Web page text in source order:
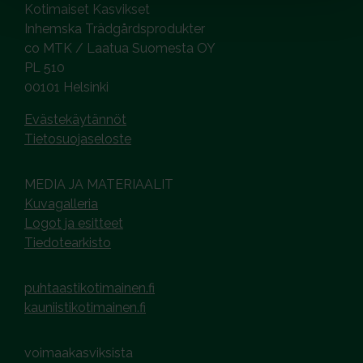
Kotimaiset Kasvikset
Inhemska Trädgårdsprodukter
co MTK / Laatua Suomesta OY
PL 510
00101 Helsinki
Evästekäytännöt
Tietosuojaseloste
MEDIA JA MATERIAALIT
Kuvagalleria
Logot ja esitteet
Tiedotearkisto
puhtaastikotimainen.fi
kauniistikotimainen.fi
voimaakasviksista